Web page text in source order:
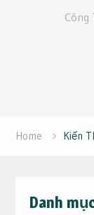
Công
Home Kiến
Danh